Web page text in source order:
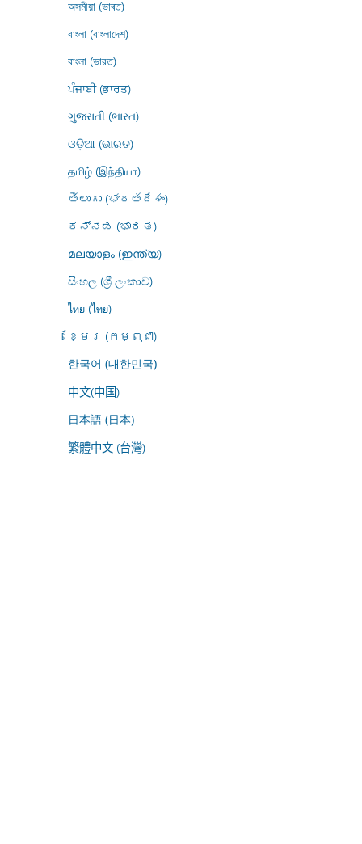
অসমীয়া (ভাৰত)
বাংলা (বাংলাদেশ)
বাংলা (ভারত)
ਪੰਜਾਬੀ (ਭਾਰਤ)
ગુજરાતી (ભારત)
ଓଡ଼ିଆ (ଭାରତ)
தமிழ் (இந்தியா)
తెలుగు (భారతదేశం)
ಕನ್ನಡ (ಭಾರತ)
മലയാളം (ഇന്ത്യ)
සිංහල (ශ්‍රී ලංකාව)
ไทย (ไทย)
ខ្មែរ (កម្ពុជា)
한국어 (대한민국)
中文(中国)
日本語 (日本)
繁體中文 (台灣)